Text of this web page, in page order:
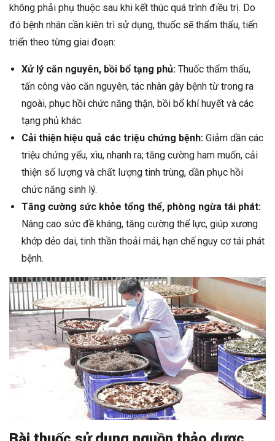
không phải phụ thuộc sau khi kết thúc quá trình điều trị. Do
đó bệnh nhân cần kiên trì sử dụng, thuốc sẽ thẩm thấu, tiến
triển theo từng giai đoạn:
Xử lý căn nguyên, bồi bổ tạng phủ: Thuốc thẩm thấu,
tấn công vào căn nguyên, tác nhân gây bệnh từ trong ra
ngoài, phục hồi chức năng thận, bồi bổ khí huyết và các
tạng phủ khác.
Cải thiện hiệu quả các triệu chứng bệnh: Giảm dần các
triệu chứng yếu, xìu, nhanh ra; tăng cường ham muốn, cải
thiện số lượng và chất lượng tinh trùng, dần phục hồi
chức năng sinh lý.
Tăng cường sức khỏe tổng thể, phòng ngừa tái phát:
Nâng cao sức đề kháng, tăng cường thể lực, giúp xương
khớp dẻo dai, tinh thần thoải mái, hạn chế nguy cơ tái phát
bệnh.